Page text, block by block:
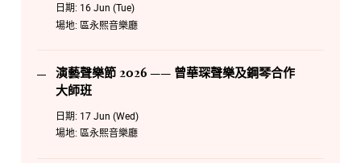
日期: 16 Jun (Tue)
場地: 區永熙音樂廳
演藝聲樂節 2026 —— 曾華琛聲樂及鋼琴合作
大師班
日期: 17 Jun (Wed)
場地: 區永熙音樂廳